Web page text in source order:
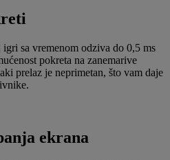
sa vremenom odziva do 0,5 ms
pokreta na zanemarive
prelaz je neprimetan, što vam daje
ekrana